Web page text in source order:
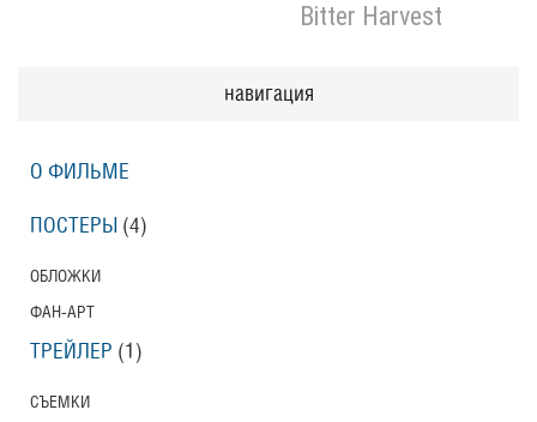
Bitter Harvest
навигация
О ФИЛЬМЕ
ПОСТЕРЫ (4)
ОБЛОЖКИ
ФАН-АРТ
ТРЕЙЛЕР (1)
СЪЕМКИ